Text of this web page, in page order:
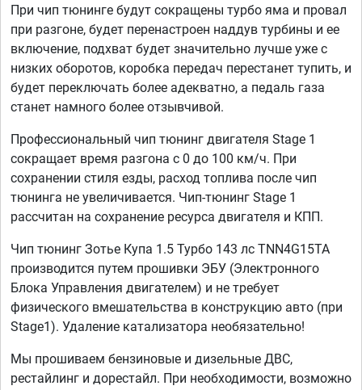
При чип тюнинге будут сокращены турбо яма и провал
при разгоне, будет перенастроен наддув турбины и ее
включение, подхват будет значительно лучше уже с
низких оборотов, коробка передач перестанет тупить, и
будет переключать более адекватно, а педаль газа
станет намного более отзывчивой.
Профессиональный чип тюнинг двигателя Stage 1
сокращает время разгона с 0 до 100 км/ч. При
сохранении стиля езды, расход топлива после чип
тюнинга не увеличивается. Чип-тюнинг Stage 1
рассчитан на сохранение ресурса двигателя и КПП.
Чип тюнинг Зотье Купа 1.5 Турбо 143 лс TNN4G15TA
производится путем прошивки ЭБУ (Электронного
Блока Управления двигателем) и не требует
физического вмешательства в конструкцию авто (при
Stage1). Удаление катализатора необязательно!
Мы прошиваем бензиновые и дизельные ДВС,
рестайлинг и дорестайл. При необходимости, возможно